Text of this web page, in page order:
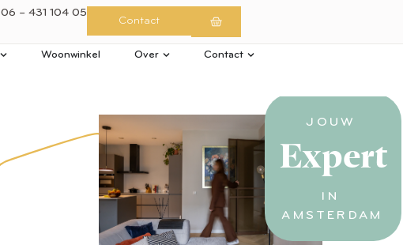
06 – 431 104 05
Contact
Woonwinkel Over Contact
JOUW
Expert
IN
AMSTERDAM